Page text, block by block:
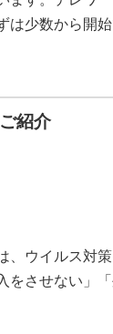
は少数から開
紹介
、ウイルス対策
をさせない」